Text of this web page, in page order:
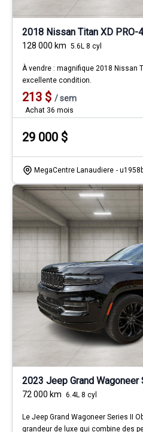
2018 Nissan Titan XD PRO-
128 000 km 5.6L 8 cyl
À vendre : magnifique 2018 Nissan
excellente condition.
213 $ /sem
Achat 36 mois
29 000 $
MegaCentre Lanaudiere -
2023 Jeep Grand
72 000 km 6.4L 8 cyl
Le Jeep Grand Wagoneer Series II
grandeur de luxe qui combine des